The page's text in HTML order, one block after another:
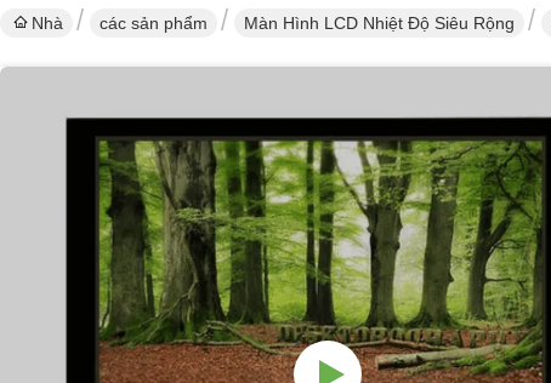
Nhà các sản phẩm Màn Hình LCD Nhiệt Độ Siêu Rộng